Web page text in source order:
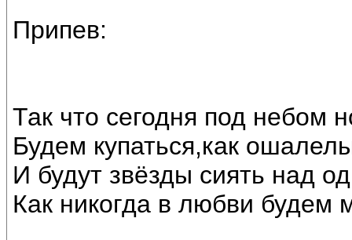
Припев:
Так что сегодня под небом
Будем купаться,как
И будут звёзды сиять над
Как никогда в любви